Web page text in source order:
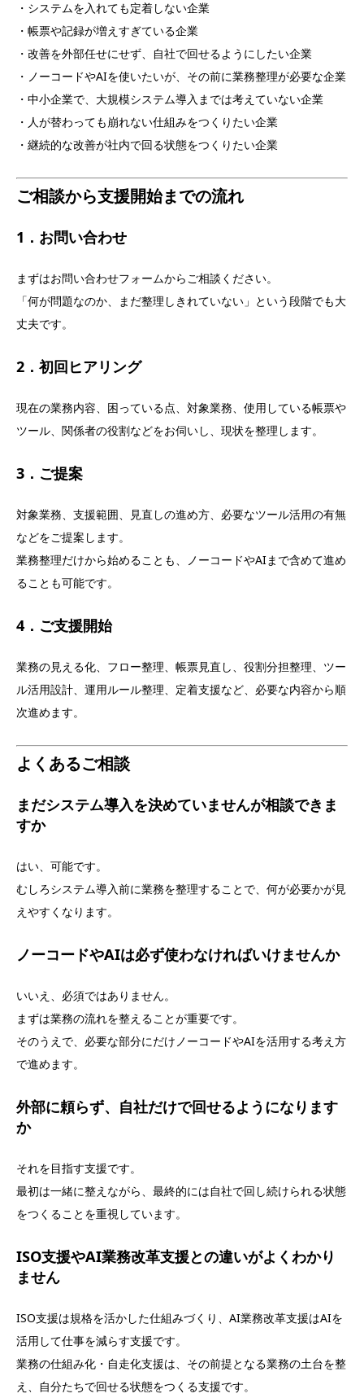
・システムを入れても定着しない企業
・帳票や記録が増えすぎている企業
・改善を外部任せにせず、自社で回せるようにしたい企業
・ノーコードやAIを使いたいが、その前に業務整理が必要な企業
・中小企業で、大規模システム導入までは考えていない企業
・人が替わっても崩れない仕組みをつくりたい企業
・継続的な改善が社内で回る状態をつくりたい企業
ご相談から支援開始までの流れ
1．お問い合わせ
まずはお問い合わせフォームからご相談ください。
「何が問題なのか、まだ整理しきれていない」という段階でも大
丈夫です。
2．初回ヒアリング
現在の業務内容、困っている点、対象業務、使用している帳票や
ツール、関係者の役割などをお伺いし、現状を整理します。
3．ご提案
対象業務、支援範囲、見直しの進め方、必要なツール活用の有無
などをご提案します。
業務整理だけから始めることも、ノーコードやAIまで含めて進め
ることも可能です。
4．ご支援開始
業務の見える化、フロー整理、帳票見直し、役割分担整理、ツー
ル活用設計、運用ルール整理、定着支援など、必要な内容から順
次進めます。
よくあるご相談
まだシステム導入を決めていませんが相談できま
すか
はい、可能です。
むしろシステム導入前に業務を整理することで、何が必要かが見
えやすくなります。
ノーコードやAIは必ず使わなければいけませんか
いいえ、必須ではありません。
まずは業務の流れを整えることが重要です。
そのうえで、必要な部分にだけノーコードやAIを活用する考え方
で進めます。
外部に頼らず、自社だけで回せるようになります
か
それを目指す支援です。
最初は一緒に整えながら、最終的には自社で回し続けられる状態
をつくることを重視しています。
ISO支援やAI業務改革支援との違いがよくわかり
ません
ISO支援は規格を活かした仕組みづくり、AI業務改革支援はAIを
活用して仕事を減らす支援です。
業務の仕組み化・自走化支援は、その前提となる業務の土台を整
え、自分たちで回せる状態をつくる支援です。